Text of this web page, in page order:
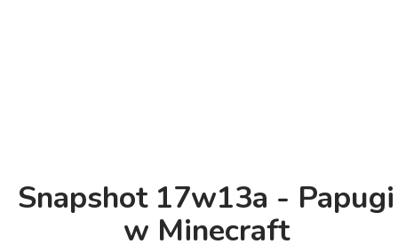
Snapshot 17w13a - Papugi
w Minecraft